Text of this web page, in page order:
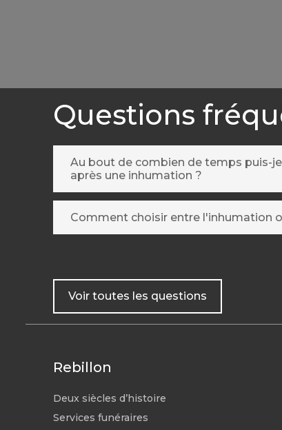
Questions
Au bout de combien de temps puis-
après une inhumation ?
Comment choisir entre l'inhumation
Voir toutes les questions
Rebillon
Deux siècles d’histoire
Services funéraires